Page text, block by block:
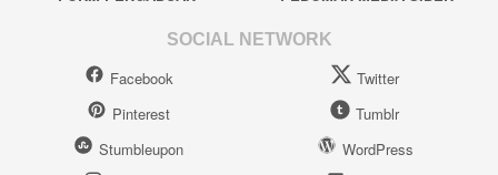
SOCIAL NETWORK
Facebook
Twitter
Pinterest
Tumblr
Stumbleupon
WordPress